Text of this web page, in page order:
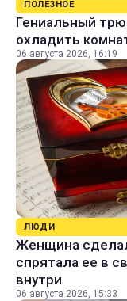
ПОЛЕЗНОЕ
Гениальный
охладить
06 августа 2026, 16:19
ЛЮДИ
Женщина
спрятала ее в
внутри
06 августа 2026, 15:33